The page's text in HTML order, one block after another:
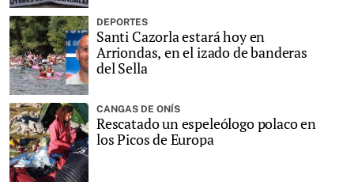
DEPORTES
Santi Cazorla estará hoy en
Arriondas, en el izado de banderas
del Sella
CANGAS DE ONÍS
Rescatado un espeleólogo polaco en
los Picos de Europa